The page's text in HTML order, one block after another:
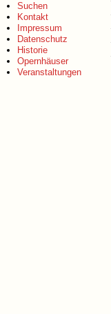
Suchen
Kontakt
Impressum
Datenschutz
Historie
Opernhäuser
Veranstaltungen